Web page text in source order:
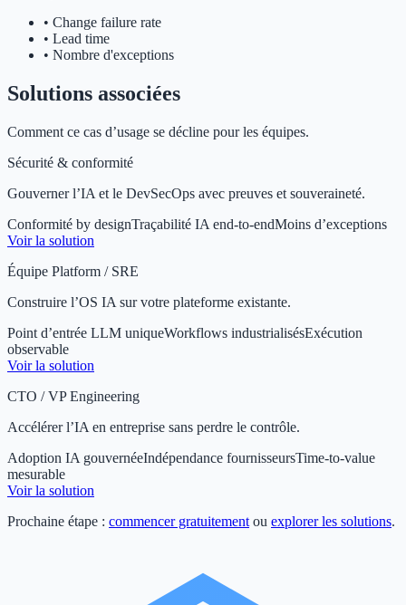
• Change failure rate
• Lead time
• Nombre d'exceptions
Solutions associées
Comment ce cas d’usage se décline pour les équipes.
Sécurité & conformité
Gouverner l’IA et le DevSecOps avec preuves et souveraineté.
Conformité by designTraçabilité IA end-to-endMoins d’exceptions
Voir la solution
Équipe Platform / SRE
Construire l’OS IA sur votre plateforme existante.
Point d’entrée LLM uniqueWorkflows industrialisésExécution
observable
Voir la solution
CTO / VP Engineering
Accélérer l’IA en entreprise sans perdre le contrôle.
Adoption IA gouvernéeIndépendance fournisseursTime-to-value
mesurable
Voir la solution
Prochaine étape : commencer gratuitement ou explorer les solutions.